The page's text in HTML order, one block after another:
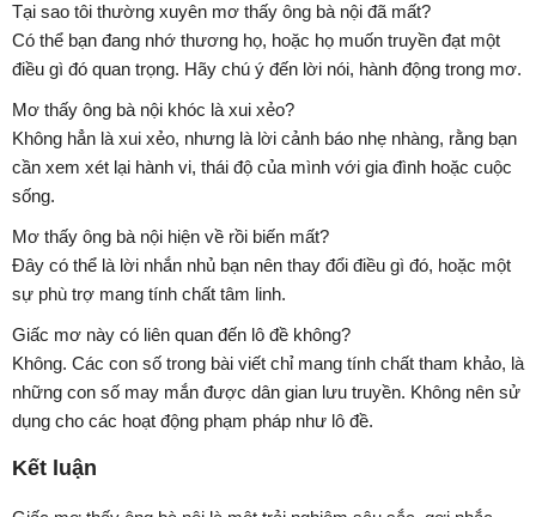
Tại sao tôi thường xuyên mơ thấy ông bà nội đã mất?
Có thể bạn đang nhớ thương họ, hoặc họ muốn truyền đạt một
điều gì đó quan trọng. Hãy chú ý đến lời nói, hành động trong mơ.
Mơ thấy ông bà nội khóc là xui xẻo?
Không hẳn là xui xẻo, nhưng là lời cảnh báo nhẹ nhàng, rằng bạn
cần xem xét lại hành vi, thái độ của mình với gia đình hoặc cuộc
sống.
Mơ thấy ông bà nội hiện về rồi biến mất?
Đây có thể là lời nhắn nhủ bạn nên thay đổi điều gì đó, hoặc một
sự phù trợ mang tính chất tâm linh.
Giấc mơ này có liên quan đến lô đề không?
Không. Các con số trong bài viết chỉ mang tính chất tham khảo, là
những con số may mắn được dân gian lưu truyền. Không nên sử
dụng cho các hoạt động phạm pháp như lô đề.
Kết luận